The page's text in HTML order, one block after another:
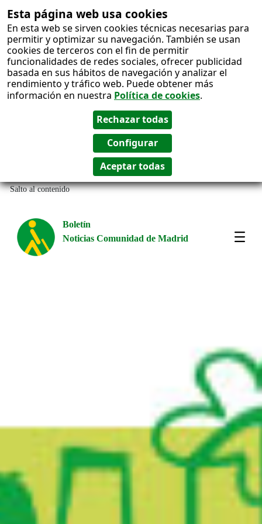
Esta página web usa cookies
En esta web se sirven cookies técnicas necesarias para
permitir y optimizar su navegación. También se usan
cookies de terceros con el fin de permitir
funcionalidades de redes sociales, ofrecer publicidad
basada en sus hábitos de navegación y analizar el
rendimiento y tráfico web. Puede obtener más
información en nuestra Política de cookies.
Salto al contenido
Boletín
Noticias Comunidad de Madrid